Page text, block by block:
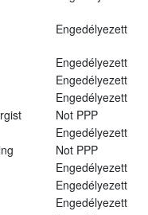
Engedélyezett
Engedélyezett
Engedélyezett
Engedélyezett
Not PPP
Engedélyezett
Not PPP
Engedélyezett
Engedélyezett
Engedélyezett